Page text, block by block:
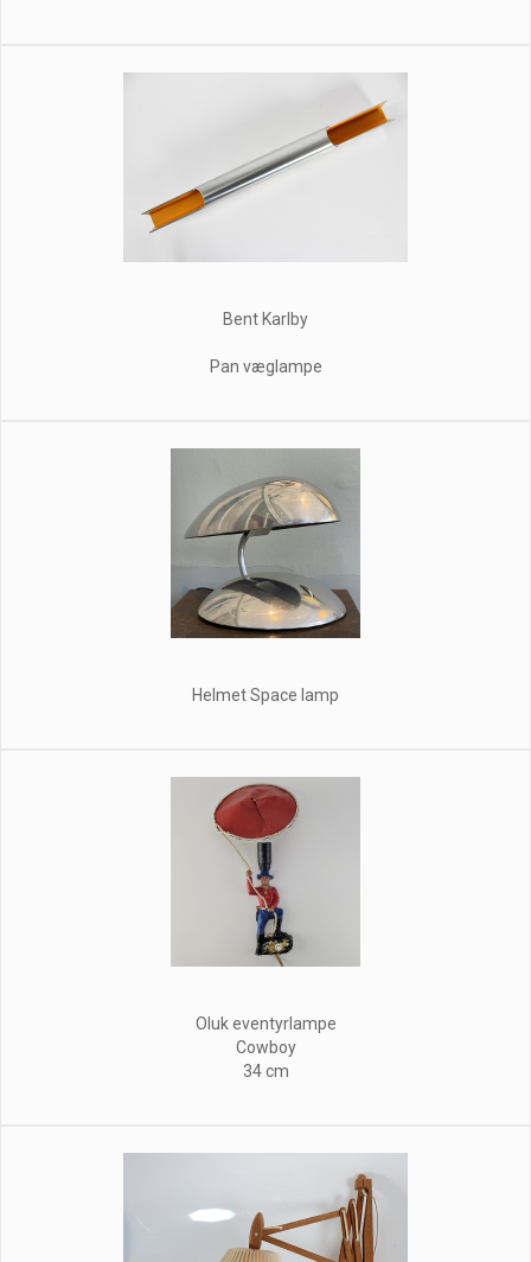
Bent Karlby
Pan væglampe
Helmet Space lamp
Oluk eventyrlampe
Cowboy
34 cm